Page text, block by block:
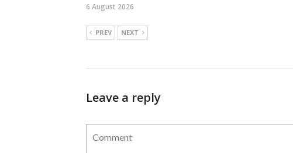
6 August 2026
PREV NEXT
Leave a reply